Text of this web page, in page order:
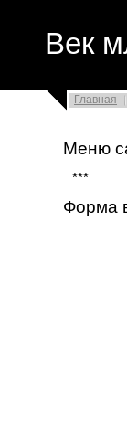
Век
Главная
Меню
***
Форма